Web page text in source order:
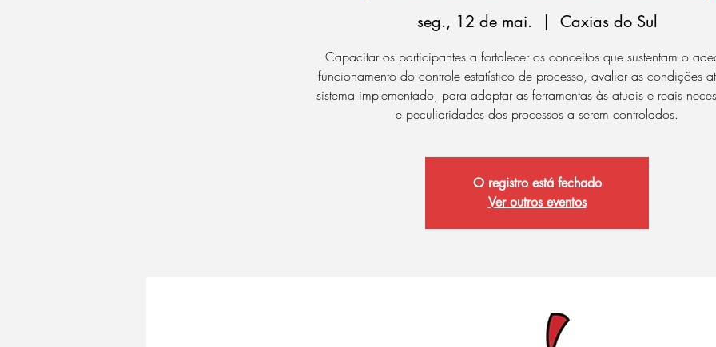
seg., 12 de mai.
  |
Caxias do Sul
Capacitar os participantes a fortalecer os conceitos que sustentam o
funcionamento do controle estatístico de processo, avaliar as condições
sistema implementado, para adaptar as ferramentas às atuais e reais
e peculiaridades dos processos a serem controlados.
O registro está fechado
Ver outros eventos